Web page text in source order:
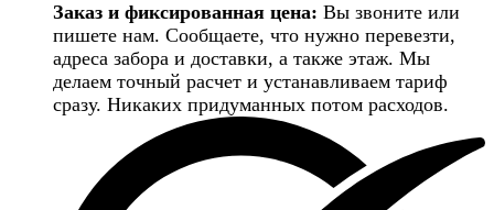
Заказ и фиксированная цена: Вы звоните или
пишете нам. Сообщаете, что нужно перевезти,
адреса забора и доставки, а также этаж. Мы
делаем точный расчет и устанавливаем тариф
сразу. Никаких придуманных потом расходов.